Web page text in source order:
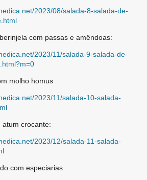
2023/08/salada-8-salada-de-
com passas e amêndoas:
2023/11/salada-9-salada-de-
molho homus
2023/11/salada-10-salada-
atum crocante:
2023/12/salada-11-salada-
com especiarias